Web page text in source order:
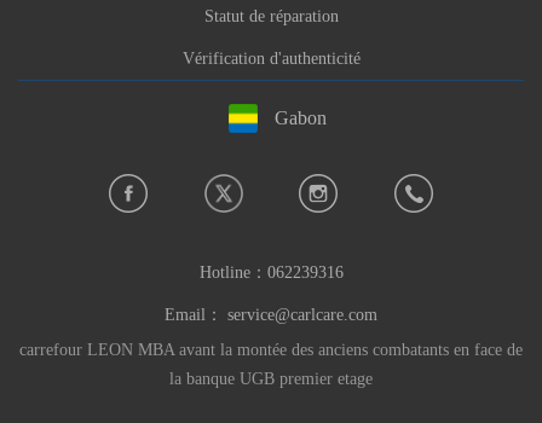
Statut de réparation
Vérification d'authenticité
Gabon
Hotline： 062239316
Email： service@carlcare.com
carrefour LEON MBA avant la montée des anciens combatants en face de
la banque UGB premier etage